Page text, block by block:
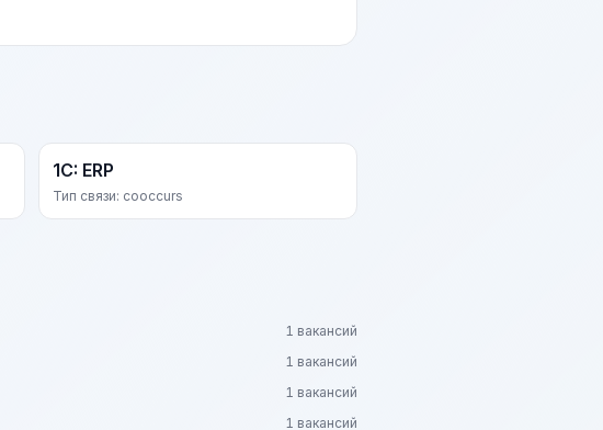
1C: ERP
Тип связи: cooccurs
1 вакансий
1 вакансий
1 вакансий
1 вакансий